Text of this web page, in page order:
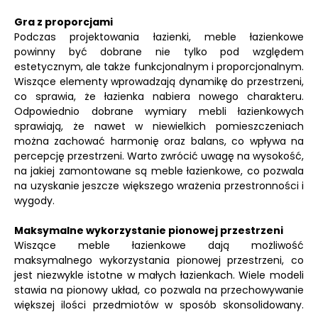
Gra z proporcjami
Podczas projektowania łazienki, meble łazienkowe
powinny być dobrane nie tylko pod względem
estetycznym, ale także funkcjonalnym i proporcjonalnym.
Wiszące elementy wprowadzają dynamikę do przestrzeni,
co sprawia, że łazienka nabiera nowego charakteru.
Odpowiednio dobrane wymiary mebli łazienkowych
sprawiają, że nawet w niewielkich pomieszczeniach
można zachować harmonię oraz balans, co wpływa na
percepcję przestrzeni. Warto zwrócić uwagę na wysokość,
na jakiej zamontowane są meble łazienkowe, co pozwala
na uzyskanie jeszcze większego wrażenia przestronności i
wygody.
Maksymalne wykorzystanie pionowej przestrzeni
Wiszące meble łazienkowe dają możliwość
maksymalnego wykorzystania pionowej przestrzeni, co
jest niezwykle istotne w małych łazienkach. Wiele modeli
stawia na pionowy układ, co pozwala na przechowywanie
większej ilości przedmiotów w sposób skonsolidowany.